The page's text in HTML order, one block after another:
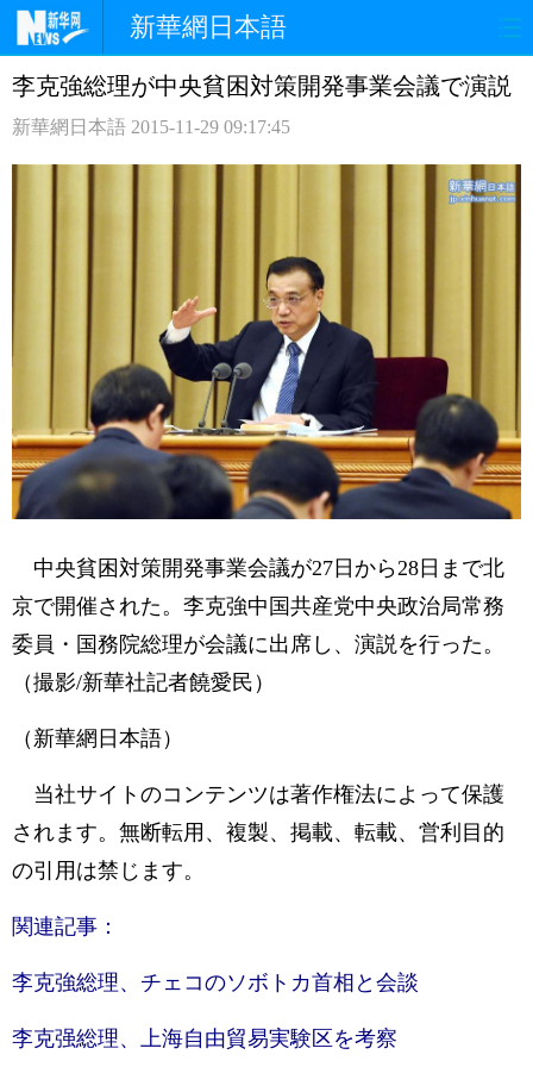
新華網日本語
ホームページ 政治 経済
写真
李克強総理が中央貧困対策開発事業会議で演説
新華網日本語 2015-11-29 09:17:45
中央貧困対策開発事業会議が27日から28日まで北
京で開催された。李克強中国共産党中央政治局常務
委員・国務院総理が会議に出席し、演説を行った。
（撮影/新華社記者饒愛民）
（新華網日本語）
当社サイトのコンテンツは著作権法によって保護
されます。無断転用、複製、掲載、転載、営利目的
の引用は禁じます。
関連記事：
李克強総理、チェコのソボトカ首相と会談
李克强総理、上海自由貿易実験区を考察